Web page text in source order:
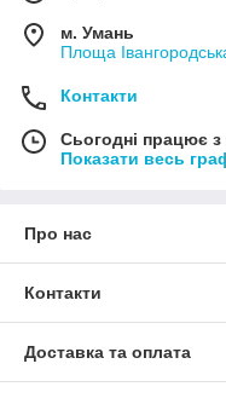
м. Умань
Площа
Контакти
Сьогодні працює
Показати весь
Про нас
Контакти
Доставка та оплата